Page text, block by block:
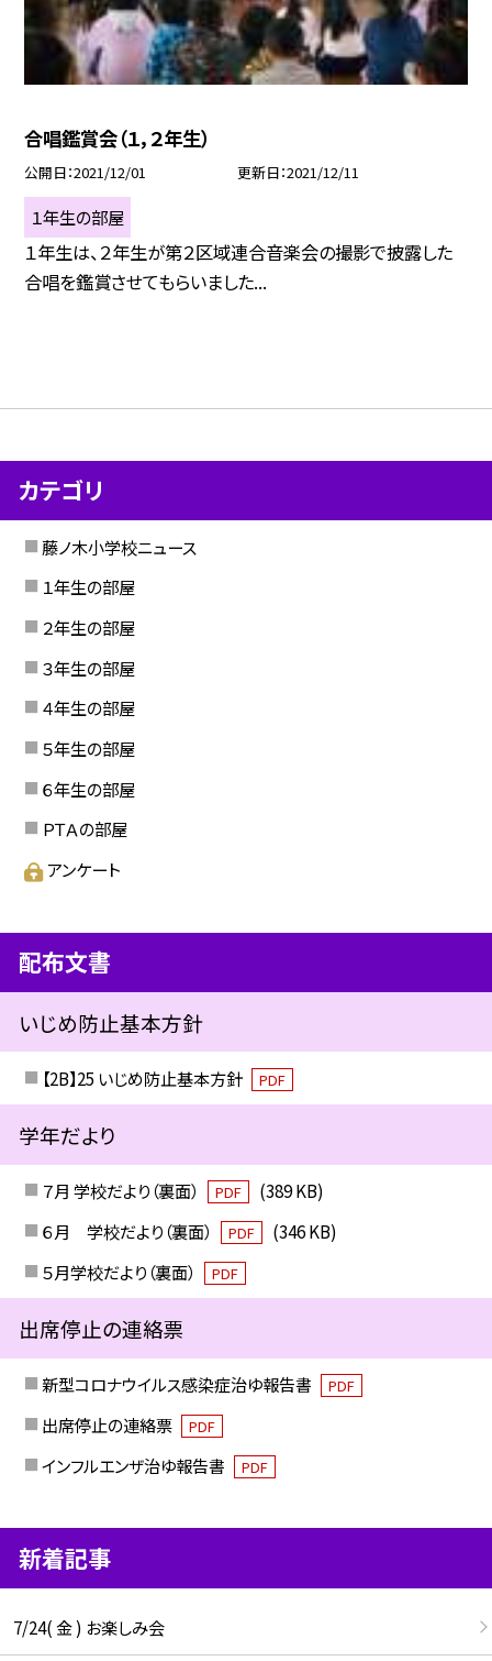
合唱鑑賞会（１，２年生）
公開日 2021/12/01 更新日 2021/12/11
１年生の部屋
１年生は、２年生が第２区域連合音楽会の撮影で披露した
合唱を鑑賞させてもらいました...
カテゴリ
藤ノ木小学校ニュース
１年生の部屋
２年生の部屋
３年生の部屋
４年生の部屋
５年生の部屋
６年生の部屋
ＰＴＡの部屋
アンケート
配布文書
いじめ防止基本方針
【2B】25 いじめ防止基本方針 PDF
学年だより
７月 学校だより（裏面） PDF
(389 KB)
６月 学校だより（裏面）
PDF
(346 KB)
５月学校だより（裏面）
PDF
出席停止の連絡票
新型コロナウイルス感染症治ゆ報告書 PDF
出席停止の連絡票 PDF
インフルエンザ治ゆ報告書 PDF
新着記事
7/24( 金 ) お楽しみ会